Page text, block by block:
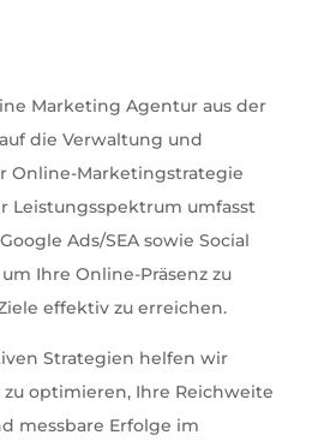
Marketing Agentur aus der
die Verwaltung und
Online-Marketingstrategie
Leistungsspektrum umfasst
Ads/SEA sowie Social
Ihre Online-Präsenz zu
effektiv zu erreichen.
Strategien helfen wir
zu optimieren, Ihre Reichweite
messbare Erfolge im